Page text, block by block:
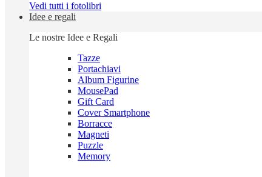
Vedi tutti i fotolibri
Idee e regali
Le nostre Idee e Regali
Tazze
Portachiavi
Album Figurine
MousePad
Gift Card
Cover Smartphone
Borracce
Magneti
Puzzle
Memory